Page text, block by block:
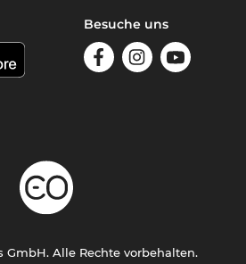
Besuche uns
GmbH. Alle Rechte vorbehalten.